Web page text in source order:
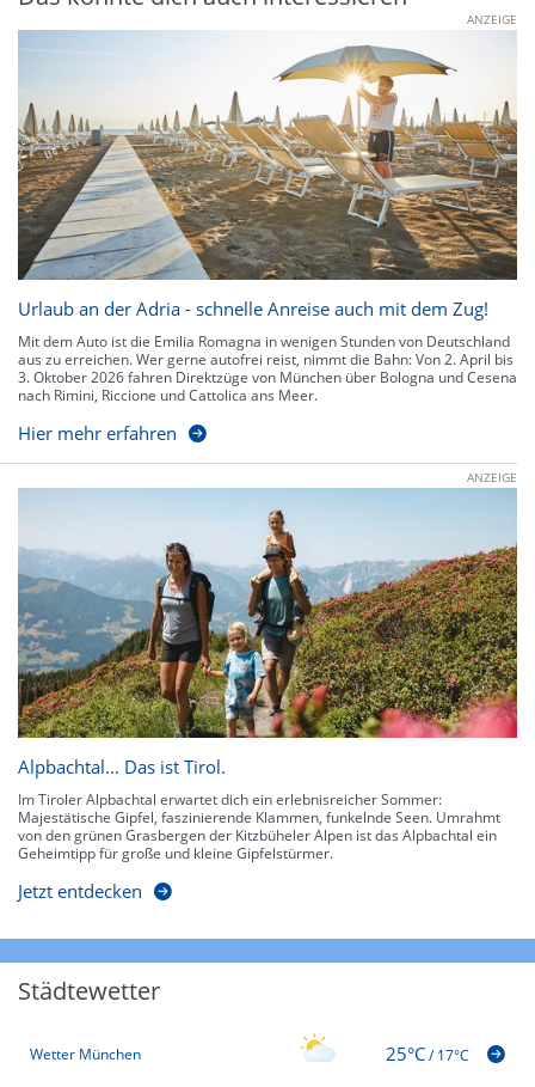
ANZEIGE
Urlaub an der Adria - schnelle Anreise auch mit dem Zug!
Mit dem Auto ist die Emilia Romagna in wenigen Stunden von Deutschland
aus zu erreichen. Wer gerne autofrei reist, nimmt die Bahn: Von 2. April bis
3. Oktober 2026 fahren Direktzüge von München über Bologna und Cesena
nach Rimini, Riccione und Cattolica ans Meer.
Hier mehr erfahren
ANZEIGE
Alpbachtal… Das ist Tirol.
Im Tiroler Alpbachtal erwartet dich ein erlebnisreicher Sommer:
Majestätische Gipfel, faszinierende Klammen, funkelnde Seen. Umrahmt
von den grünen Grasbergen der Kitzbüheler Alpen ist das Alpbachtal ein
Geheimtipp für große und kleine Gipfelstürmer.
Jetzt entdecken
Städtewetter
Wetter München 25°C/17°C